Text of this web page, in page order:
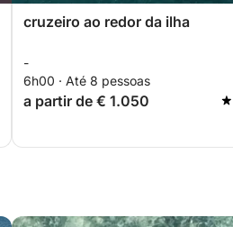
cruzeiro ao redor da ilha
-
6h00 · Até 8 pessoas
a partir de € 1.050